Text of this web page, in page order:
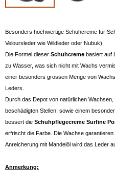
Besonders hochwertige Schuhcreme für
Veloursleder wie Wildleder oder Nubuk).
Die Formel dieser Schuhcreme basiert auf
zu Wasser, was sich nicht mit Wachs
einer besonders grossen Menge von
Leders.
Durch das Depot von natürlichen
beschädigten Stellen, sowie einem
bessert die Schuhpflegecreme Surfine
erfrischt die Farbe. Die Wachse
Anreicherung mit Mandelöl wird das Leder
Anmerkung: